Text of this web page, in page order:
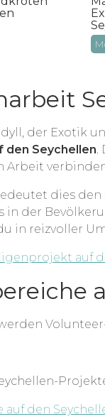
der Exotik
den Seychellen.
Arbeit
dies den
in der
in reizvoller
auf
den